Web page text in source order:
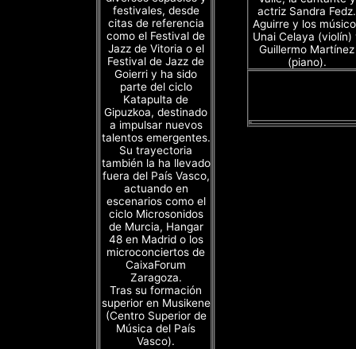
festivales, desde
citas de referencia
como el Festival de
Jazz de Vitoria o el
Festival de Jazz de
Goierri y ha sido
parte del ciclo
Katapulta de
Gipuzkoa, destinado
a impulsar nuevos
talentos emergentes.
Su trayectoria
también la ha llevado
fuera del País Vasco,
actuando en
escenarios como el
ciclo Microsonidos
de Murcia, Hangar
48 en Madrid o los
microconciertos de
CaixaForum
Zaragoza.
Tras su formación
superior en Musikene
(Centro Superior de
Música del País
Vasco).
actriz Sandra Fedz.
Aguirre y los
Unai Celaya (violín)
Guillermo Martínez
(piano).